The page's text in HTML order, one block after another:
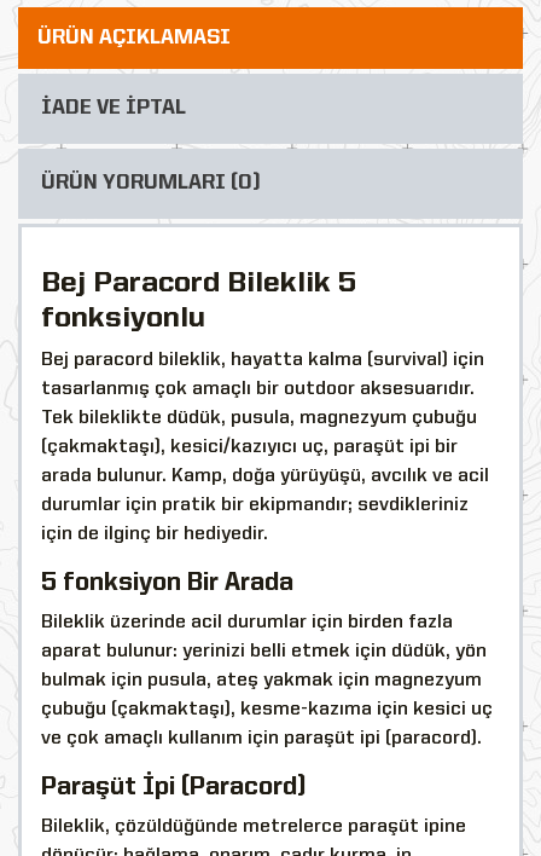
ÜRÜN AÇIKLAMASI
İADE VE İPTAL
ÜRÜN YORUMLARI (0)
Bej Paracord Bileklik 5
fonksiyonlu
Bej paracord bileklik, hayatta kalma (survival) için
tasarlanmış çok amaçlı bir outdoor aksesuarıdır.
Tek bileklikte düdük, pusula, magnezyum çubuğu
(çakmaktaşı), kesici/kazıyıcı uç, paraşüt ipi bir
arada bulunur. Kamp, doğa yürüyüşü, avcılık ve acil
durumlar için pratik bir ekipmandır; sevdikleriniz
için de ilginç bir hediyedir.
5 fonksiyon Bir Arada
Bileklik üzerinde acil durumlar için birden fazla
aparat bulunur: yerinizi belli etmek için düdük, yön
bulmak için pusula, ateş yakmak için magnezyum
çubuğu (çakmaktaşı), kesme-kazıma için kesici uç
ve çok amaçlı kullanım için paraşüt ipi (paracord).
Paraşüt İpi (Paracord)
Bileklik, çözüldüğünde metrelerce paraşüt ipine